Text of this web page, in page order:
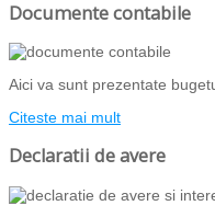
Documente contabile
Aici va sunt prezentate
Citeste mai mult
Declaratii de avere